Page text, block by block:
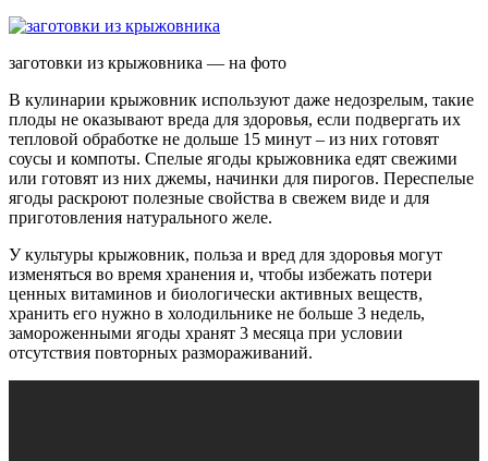
заготовки из крыжовника — на фото
В кулинарии крыжовник используют даже недозрелым, такие
плоды не оказывают вреда для здоровья, если подвергать их
тепловой обработке не дольше 15 минут – из них готовят
соусы и компоты. Спелые ягоды крыжовника едят свежими
или готовят из них джемы, начинки для пирогов. Переспелые
ягоды раскроют полезные свойства в свежем виде и для
приготовления натурального желе.
У культуры крыжовник, польза и вред для здоровья могут
изменяться во время хранения и, чтобы избежать потери
ценных витаминов и биологически активных веществ,
хранить его нужно в холодильнике не больше 3 недель,
замороженными ягоды хранят 3 месяца при условии
отсутствия повторных размораживаний.